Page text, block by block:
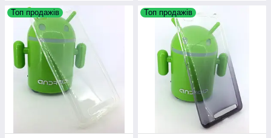
Топ продажів Топ продажів